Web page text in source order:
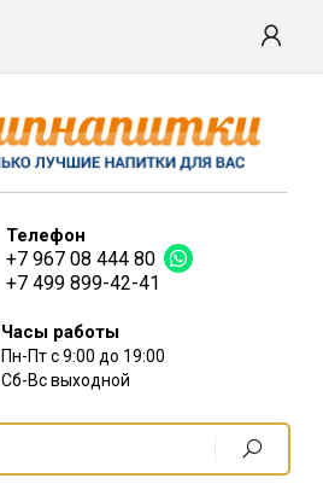
Телефон
+7 967 08 444 80
+7 499 899-42-41
Часы работы
Пн-Пт с 9:00 до 19:00
Сб-Вс выходной